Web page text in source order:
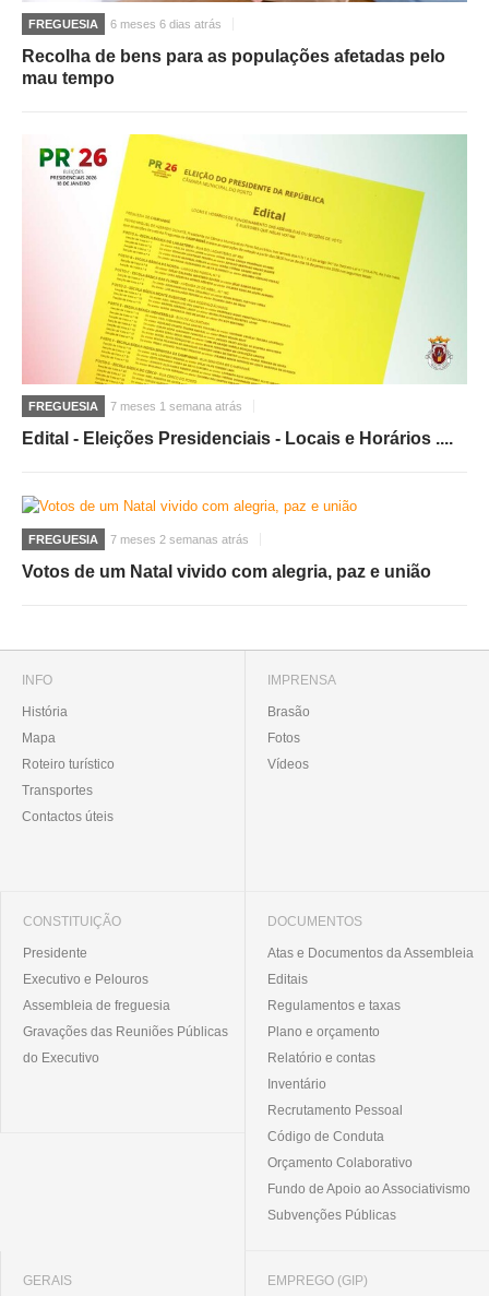
FREGUESIA 6 meses 6 dias atrás
Recolha de bens para as populações afetadas pelo
mau tempo
FREGUESIA 7 meses 1 semana atrás
Edital - Eleições Presidenciais - Locais e Horários ....
FREGUESIA 7 meses 2 semanas atrás
Votos de um Natal vivido com alegria, paz e união
INFO
História
Mapa
Roteiro turístico
Transportes
Contactos úteis
IMPRENSA
Brasão
Fotos
Vídeos
CONSTITUIÇÃO
Presidente
Executivo e Pelouros
Assembleia de freguesia
Gravações das Reuniões Públicas
do Executivo
DOCUMENTOS
Atas e Documentos da Assembleia
Editais
Regulamentos e taxas
Plano e orçamento
Relatório e contas
Inventário
Recrutamento Pessoal
Código de Conduta
Orçamento Colaborativo
Fundo de Apoio ao Associativismo
Subvenções Públicas
GERAIS EMPREGO (GIP)